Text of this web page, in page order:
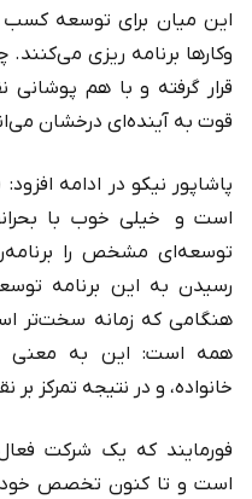
این میان برای توسعه کسب
وکارها برنامه ریزی
قرار گرفته و با هم
قوت به آینده‌ای درخشان
پاشاپور نیکو در ادامه
است و خیلی خوب با
توسعه‌ای مشخص را
رسیدن به این برنامه
هنگامی که زمانه سخت‌تر
همه است: این به معنی
خانواده، و در نتیجه تمرکز
فورمایند که یک شرکت فعال
است و تا کنون تخصص خود